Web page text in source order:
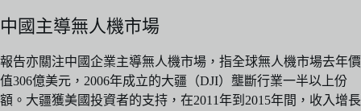
中國主導無人機市場
報告亦關注中國企業主導無人機市場，指全球無人機市場去年價
值306億美元，2006年成立的大疆（DJI）壟斷行業一半以上份
額。大疆獲美國投資者的支持，在2011年到2015年間，收入增長